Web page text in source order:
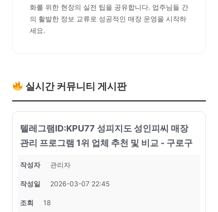
화를 위한 현장의 실전 팁을 공유합니다. 업주님들 간
의 활발한 정보 교류로 성공적인 매장 운영을 시작하
세요.
실시간 커뮤니티 게시판
텔레그램ID:KPU77 성피지도 성인피씨 매장
관리 프로그램 1위 업체 추천 및 비교 - 구로구
작성자 관리자
작성일 2026-03-07 22:45
조회 18